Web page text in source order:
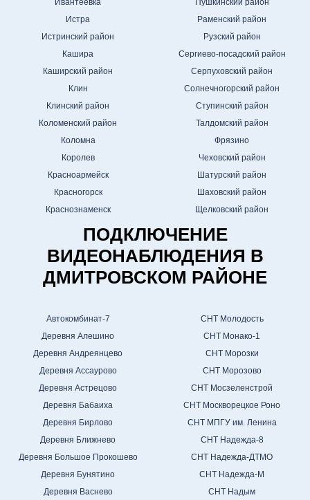
Истра
Истринский район
Кашира
Каширский район
Клин
Клинский район
Коломенский район
Коломна
Королев
Красноармейск
Красногорск
Краснознаменск
Раменский район
Рузский район
Сергиево-посадский район
Серпуховский район
Солнечногорский район
Ступинский район
Талдомский район
Фрязино
Чеховский район
Шатурский район
Шаховский район
Щелковский район
ПОДКЛЮЧЕНИЕ
ВИДЕОНАБЛЮДЕНИЯ В
ДМИТРОВСКОМ РАЙОНЕ
Автокомбинат-7
Деревня Алешино
Деревня Андреянцево
Деревня Ассаурово
Деревня Астрецово
Деревня Бабаиха
Деревня Бирлово
Деревня Ближнево
Деревня Большое Прокошево
Деревня Бунятино
Деревня Васнево
СНТ Молодость
СНТ Монако-1
СНТ Морозки
СНТ Морозово
СНТ Мосзеленстрой
СНТ Москворецкое Роно
СНТ МПГУ им. Ленина
СНТ Надежда-8
СНТ Надежда-ДТМО
СНТ Надежда-М
СНТ Надым